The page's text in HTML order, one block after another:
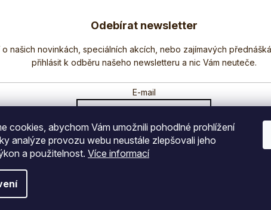
cookies, abychom Vám umožnili pohodlné prohlížení
analýze provozu webu neustále zlepšovali jeho
a použitelnost. Více informací
Odebírat newsletter
Nezmeškejte žádné novinky či slevy!
E-mail
Vložením e-mailu souhlasíte spodmínkami ochrany osobních údajů